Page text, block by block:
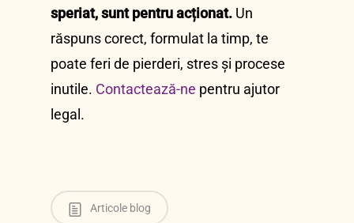
speriat, sunt pentru acționat. Un
răspuns corect, formulat la timp, te
poate feri de pierderi, stres și procese
inutile. Contactează-ne pentru ajutor
legal.
Articole blog